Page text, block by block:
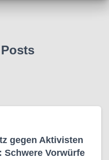
gegen Aktivisten
Schwere Vorwürfe